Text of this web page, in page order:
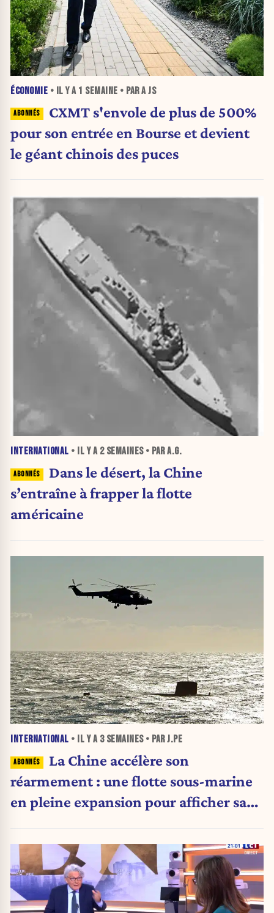
ÉCONOMIE • IL Y A 1 SEMAINE • PAR A JS
CXMT s'envole de plus de 500%
pour son entrée en Bourse et devient
le géant chinois des puces
INTERNATIONAL • IL Y A 2 SEMAINES• PAR A.G.
Dans le désert, la Chine
s’entraîne à frapper la flotte
américaine
INTERNATIONAL • IL Y A 3 SEMAINES• PAR J.PE
La Chine accélère son
réarmement : une flotte sous-marine
en pleine expansion pour afficher sa